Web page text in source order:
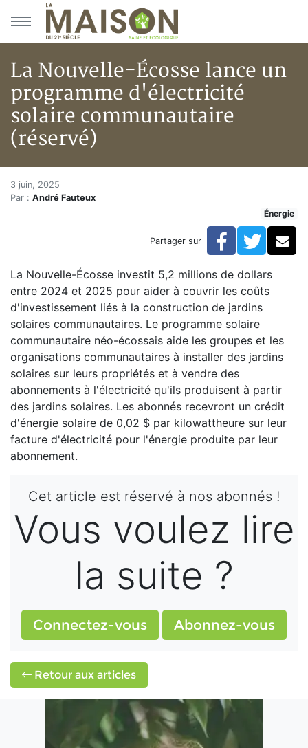
Aller au menu principal
Aller au contenu principal
La Nouvelle-Écosse lance un
programme d'électricité
solaire communautaire
(réservé)
Accueil
Articles
La Nouvelle-Écosse lance un programme
La Nouvelle-Écosse lance un
3 juin, 2025
Par : André Fauteux
Énergie
Partager sur Facebook
La Nouvelle-Écosse investit 5,2 millions de dollars
entre 2024 et 2025 pour aider à couvrir les coûts
d'investissement liés à la construction de jardins
solaires communautaires. Le programme solaire
communautaire néo-écossais aide les groupes et les
organisations communautaires à installer des jardins
solaires sur leurs propriétés et à vendre des
abonnements à l'électricité qu'ils produisent à partir
des jardins solaires. Les abonnés recevront un crédit
d'énergie solaire de 0,02 $ par kilowattheure sur leur
facture d'électricité pour l'énergie produite par leur
abonnement.
Cet article est réservé à nos abonnés !
Vous voulez lire
la suite ?
Connectez-vous Abonnez-vous
Retour aux articles